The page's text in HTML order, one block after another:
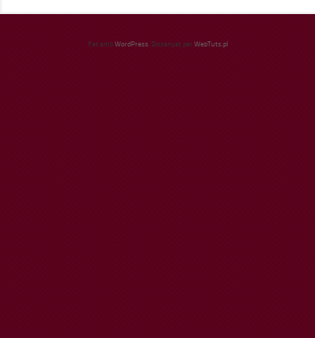
Fet ambWordPress. Dissenyat per WebTuts.pl